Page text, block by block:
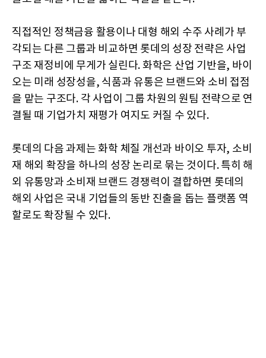
직접적인 정책금융 활용이나 대형 해외 수주 사례가 부
각되는 다른 그룹과 비교하면 롯데의 성장 전략은 사업
구조 재정비에 무게가 실린다. 화학은 산업 기반을, 바이
오는 미래 성장성을, 식품과 유통은 브랜드와 소비 접점
을 맡는 구조다. 각 사업이 그룹 차원의 원팀 전략으로 연
결될 때 기업가치 재평가 여지도 커질 수 있다.
롯데의 다음 과제는 화학 체질 개선과 바이오 투자, 소비
재 해외 확장을 하나의 성장 논리로 묶는 것이다. 특히 해
외 유통망과 소비재 브랜드 경쟁력이 결합하면 롯데의
해외 사업은 국내 기업들의 동반 진출을 돕는 플랫폼 역
할로도 확장될 수 있다.